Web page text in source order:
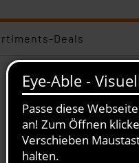
Deals